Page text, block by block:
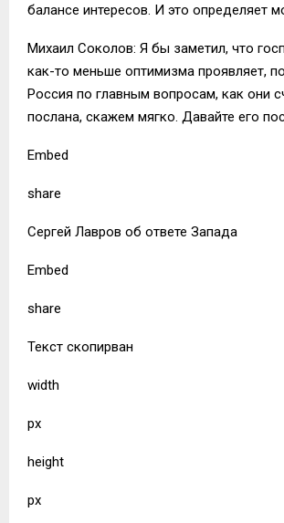
балансе интересов. И это определяет
Михаил Соколов: Я бы заметил, что
как-то меньше оптимизма проявляет,
Россия по главным вопросам, как они
послана, скажем мягко. Давайте его
Embed
share
Сергей Лавров об ответе Запада
Embed
share
Текст скопирван
width
px
height
px